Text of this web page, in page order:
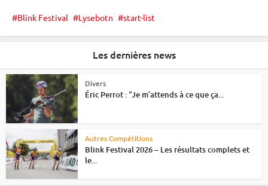
Blink Festival Lysebotn start-list
Les dernières news
Divers
Éric Perrot : “Je m’attends à ce que ça...
Autres Compétitions
Blink Festival 2026 – Les résultats complets et
le...